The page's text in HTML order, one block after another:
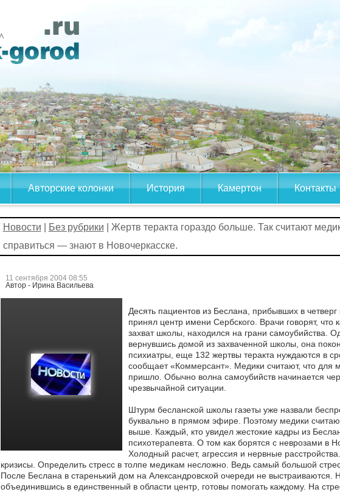
Авторские колонки История Камертон Контакты
Новости Без рубрики | Жертв теракта гораздо больше. Так считают
справиться — знают в Новочеркасске.
11 сентября 2004 08:55
Автор - Ирина Васильева
Десять пациентов из Беслана, прибывших в
принял центр имени Сербского. Врачи говорят,
захват школы, находился на грани самоубийства.
вернувшись домой из захваченной школы, она
психиатры, еще 132 жертвы теракта нуждаются в
сообщает «Коммерсант». Медики считают, что для
пришло. Обычно волна самоубийств начинается
чрезвычайной ситуации.
Штурм бесланской школы газеты уже назвали
буквально в прямом эфире. Поэтому медики
выше. Каждый, кто увидел жестокие кадры из
психотерапевта. О том как борятся с неврозами в
Холодный расчет, агрессия и нервные
кризисы. Определить стресс в толпе медикам несложно. Ведь самый большой
После Беслана в старенький дом на Александровской очереди не выстраиваются.
объединившись в единственный в области центр, готовы помогать каждому. На